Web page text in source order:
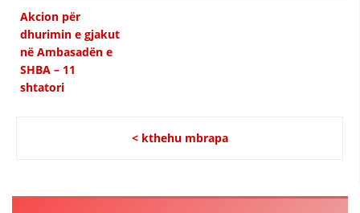
Akcion për
dhurimin e gjakut
në Ambasadën e
SHBA – 11
shtatori
< kthehu mbrapa